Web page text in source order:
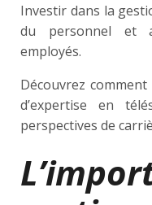
Investir dans la
du personnel et
employés.
Découvrez
d’expertise en
perspectives de